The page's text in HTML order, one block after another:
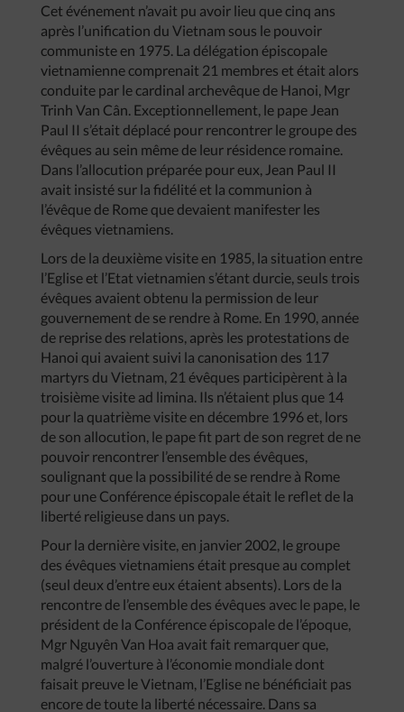
Cet événement n’avait pu avoir lieu que cinq ans
après l’unification du Vietnam sous le pouvoir
communiste en 1975. La délégation épiscopale
vietnamienne comprenait 21 membres et était alors
conduite par le cardinal archevêque de Hanoi, Mgr
Trinh Van Cân. Exceptionnellement, le pape Jean
Paul II s’était déplacé pour rencontrer le groupe des
évêques au sein même de leur résidence romaine.
Dans l’allocution préparée pour eux, Jean Paul II
avait insisté sur la fidélité et la communion à
l’évêque de Rome que devaient manifester les
évêques vietnamiens.
Lors de la deuxième visite en 1985, la situation entre
l’Eglise et l’Etat vietnamien s’étant durcie, seuls trois
évêques avaient obtenu la permission de leur
gouvernement de se rendre à Rome. En 1990, année
de reprise des relations, après les protestations de
Hanoi qui avaient suivi la canonisation des 117
martyrs du Vietnam, 21 évêques participèrent à la
troisième visite ad limina. Ils n’étaient plus que 14
pour la quatrième visite en décembre 1996 et, lors
de son allocution, le pape fit part de son regret de ne
pouvoir rencontrer l’ensemble des évêques,
soulignant que la possibilité de se rendre à Rome
pour une Conférence épiscopale était le reflet de la
liberté religieuse dans un pays.
Pour la dernière visite, en janvier 2002, le groupe
des évêques vietnamiens était presque au complet
(seul deux d’entre eux étaient absents). Lors de la
rencontre de l’ensemble des évêques avec le pape, le
président de la Conférence épiscopale de l’époque,
Mgr Nguyên Van Hoa avait fait remarquer que,
malgré l’ouverture à l’économie mondiale dont
faisait preuve le Vietnam, l’Eglise ne bénéficiait pas
encore de toute la liberté nécessaire. Dans sa